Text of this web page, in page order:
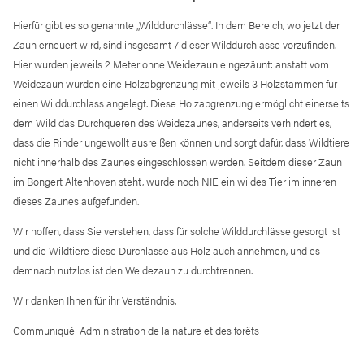
Hierfür gibt es so genannte „Wilddurchlässe“. In dem Bereich, wo jetzt der
Zaun erneuert wird, sind insgesamt 7 dieser Wilddurchlässe vorzufinden.
Hier wurden jeweils 2 Meter ohne Weidezaun eingezäunt: anstatt vom
Weidezaun wurden eine Holzabgrenzung mit jeweils 3 Holzstämmen für
einen Wilddurchlass angelegt. Diese Holzabgrenzung ermöglicht einerseits
dem Wild das Durchqueren des Weidezaunes, anderseits verhindert es,
dass die Rinder ungewollt ausreißen können und sorgt dafür, dass Wildtiere
nicht innerhalb des Zaunes eingeschlossen werden. Seitdem dieser Zaun
im Bongert Altenhoven steht, wurde noch NIE ein wildes Tier im inneren
dieses Zaunes aufgefunden.
Wir hoffen, dass Sie verstehen, dass für solche Wilddurchlässe gesorgt ist
und die Wildtiere diese Durchlässe aus Holz auch annehmen, und es
demnach nutzlos ist den Weidezaun zu durchtrennen.
Wir danken Ihnen für ihr Verständnis.
Communiqué: Administration de la nature et des forêts